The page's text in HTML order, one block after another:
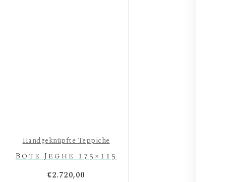
Handgeknüpfte Teppiche
Bote Jeghe 175×115
€2.720,00